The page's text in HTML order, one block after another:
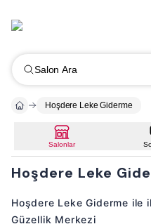
Salon Ara
Hoşdere Leke Giderme
Salonlar
Hoşdere Leke
Hoşdere Leke Giderme ile
Güzellik Merkezi